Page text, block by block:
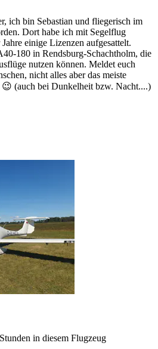
ich bin Sebastian und fliegerisch im
Dort habe ich mit Segelflug
einige Lizenzen aufgesattelt.
180 in Rendsburg-Schachtholm, die
nutzen können. Meldet euch
nicht alles aber das meiste
(auch bei Dunkelheit bzw. Nacht....)
in diesem Flugzeug